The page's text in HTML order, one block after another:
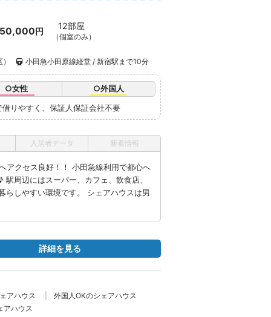
50,000円 12部屋
（個室のみ）
小田急小田原線経堂 / 新宿駅まで10分
○女性
○外国人
りやすく、保証人保証会社不要
アクセス良好！！ 小田急線利用で都心へ
周辺にはスーパー、カフェ、飲食店、
らしやすい環境です。 シェアハウスは男
入居者データ 新着情報
詳細を見る
アハウス
外国人OKのシェアハウス
アハウス